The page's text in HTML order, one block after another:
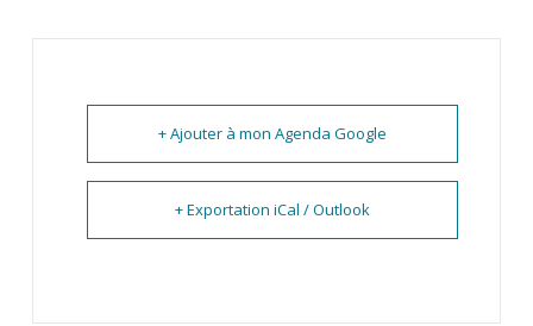
+ Ajouter à mon Agenda Google
+ Exportation iCal / Outlook